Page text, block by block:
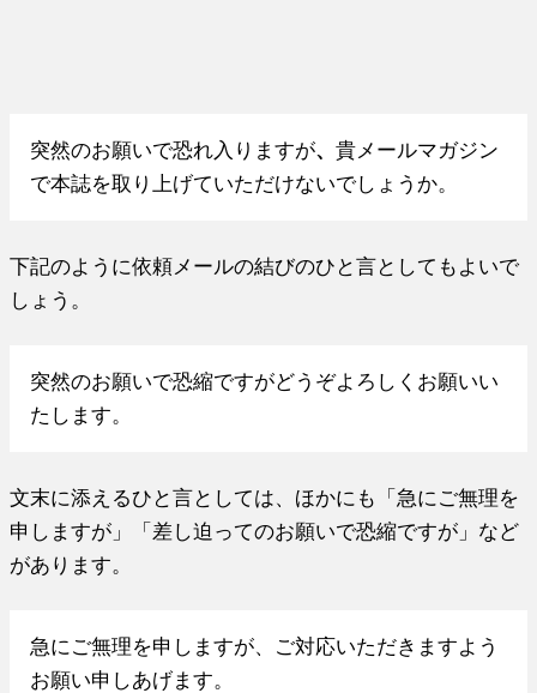
突然のお願いで恐れ入りますが、 貴メールマガジン
で本誌を取り上げていただけないでしょうか。
下記のように依頼メールの結びのひと言としてもよいで
しょう。
突然のお願いで恐縮ですがどうぞよろしくお願いい
たします。
文末に添えるひと言としては、ほかにも「急にご無理を
申しますが」「差し迫ってのお願いで恐縮ですが」など
があります。
急にご無理を申しますが、ご対応いただきますよう
お願い申しあげます。